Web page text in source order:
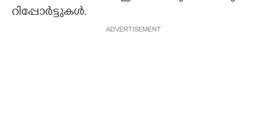
റിപ്പോര്‍ട്ടുകള്‍.
ADVERTISEMENT